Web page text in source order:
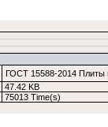
ГОСТ 15588-2014 Плиты
47.42 KB
75013 Time(s)